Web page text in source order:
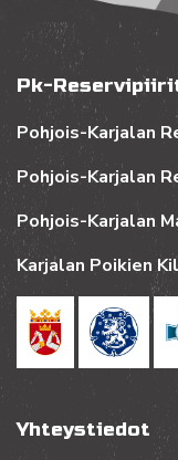
Pk-
Pohjois-Karjalan
Pohjois-Karjalan
Pohjois-Karjalan
Karjalan Poikien
Yhteystiedot